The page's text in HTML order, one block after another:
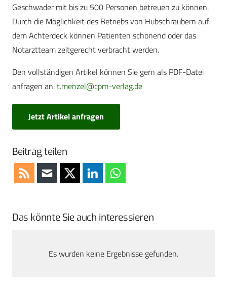
Geschwader mit bis zu 500 Personen betreuen zu können.
Durch die Möglichkeit des Betriebs von Hubschraubern auf
dem Achterdeck können Patienten schonend oder das
Notarztteam zeitgerecht verbracht werden.
Den vollständigen Artikel können Sie gern als PDF-Datei
anfragen an:t.menzel@cpm-verlag.de
Jetzt Artikel anfragen
Beitrag teilen
Das könnte Sie auch interessieren
Es wurden keine Ergebnisse gefunden.